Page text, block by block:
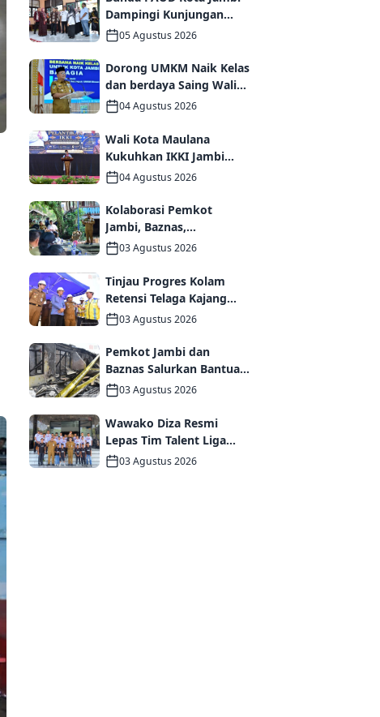
Dampingi Kunjungan
Kemendikdasmen,
Wujudkan PAUD
Berkualitas dan Generasi
Emas 2045
05 Agustus 2026
Dorong UMKM Naik Kelas
dan berdaya Saing Wali
Kota Maulana kukuhkan
35 kelompok UMKM
Binaan
04 Agustus 2026
Wali Kota Maulana
Kukuhkan IKKI Jambi
Periode 2026–2031,
dan Kolaborasi dalam
Keberagaman
04 Agustus 2026
Kolaborasi Pemkot
Jambi, Baznas,
Pegadaian, dan Lapas
Wujudkan Rumah Layak
Huni bagi Warga Kurang
Mampu
03 Agustus 2026
Tinjau Progres Kolam
Retensi Telaga Kajang
Lako, Wali Kota Maulana
Optimistis Kota Jambi
Semakin Dekat Bebas
Banjir
03 Agustus 2026
Pemkot Jambi dan
Baznas Salurkan Bantuan
Tanggap Darurat bagi
Korban Kebakaran
Asrama Polda Jambi
03 Agustus 2026
Wawako Diza Resmi
Lepas Tim Talent Liga
TopSkor Jambi Menuju
03 Agustus 2026